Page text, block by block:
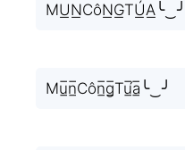
MU͟N͟CôN͟G͟TÚ͟A͟╰‿╯
Mu̲̅n̲̅Côn̲̅g̲̅Tu̲̅́a̲̅╰‿╯